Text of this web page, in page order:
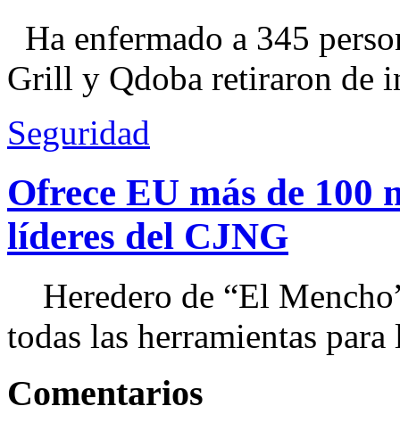
Ha enfermado a 345
Grill y Qdoba retiraron de
Seguridad
Ofrece EU más de 100
líderes del CJNG
Heredero de “El
todas las herramientas
Comentarios